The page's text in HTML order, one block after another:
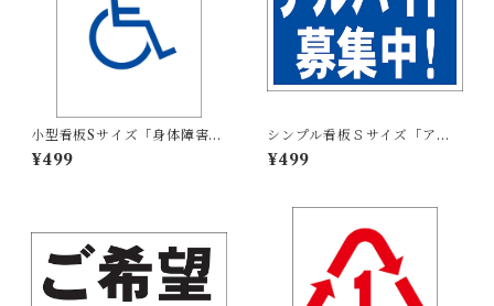
小型看板Sサイズ「身体障害者
マーク（青）」 屋外可【その
他・マーク】
¥499
シンプル看板Ｓサイズ「アル
バイト募集中」【工場・現
場】屋外可
¥499